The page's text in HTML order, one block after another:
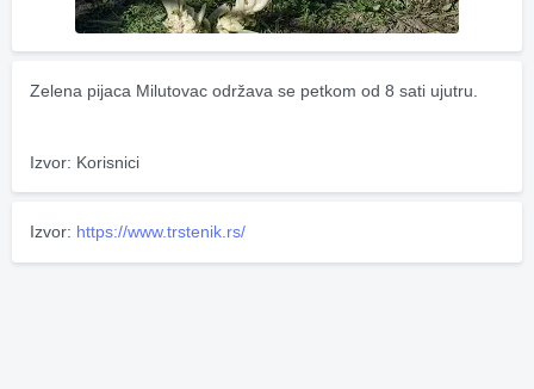
Zelena pijaca Milutovac održava se petkom od 8 sati ujutru.
Izvor: Korisnici
Izvor: https://www.trstenik.rs/